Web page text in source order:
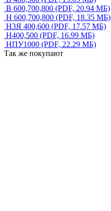
В 600,700,800 (PDF, 20.94 МБ)
Н 600,700,800 (PDF, 18.35 МБ)
Н3Я 400,600 (PDF, 17.57 МБ)
Н400,500 (PDF, 16.99 МБ)
НПУ1000 (PDF, 22.29 МБ)
Так же покупают